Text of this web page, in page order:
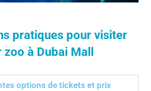
pratiques pour visiter
à Dubai Mall
options de tickets et prix